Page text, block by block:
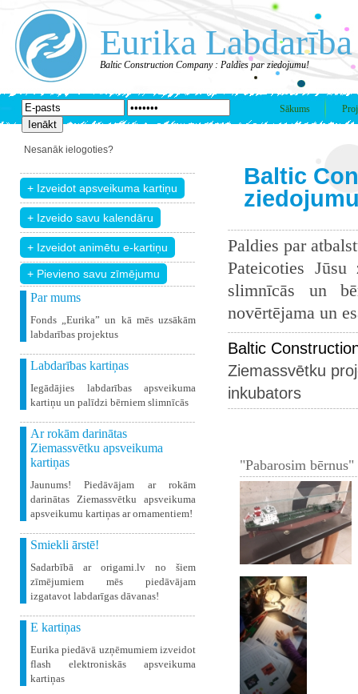
Eurika Labdarība
Baltic Construction Company : Paldies par ziedojumu!
Sākums
Nesanāk ielogoties?
+ Pievieno savu zīmējumu
Par mums
Fonds „Eurika” un kā mēs uzsākām
labdarības projektus
Labdarības kartiņas
Iegādājies labdarības apsveikuma
kartiņu un palīdzi bērniem slimnīcās
Ar rokām darinātas
Ziemassvētku apsveikuma
kartiņas
Jaunums! Piedāvājam ar rokām
darinātas Ziemassvētku apsveikuma
apsveikumu kartiņas ar ornamentiem!
Smiekli ārstē!
Sadarbībā ar origami.lv no šiem
zīmējumiem mēs piedāvājam
izgatavot labdarīgas dāvanas!
E kartiņas
Eurika piedāvā uzņēmumiem izveidot
flash elektroniskās apsveikuma
kartiņas
Baltic
Paldies par
Pateicoties
slimnīcās un
novērtējama un
Baltic
Ziemassvētku
inkubators
"Pabarosim